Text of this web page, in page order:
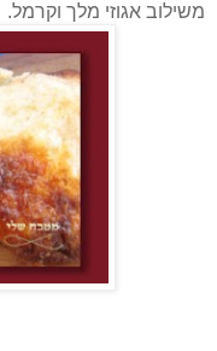
משילוב אגוזי מלך וקרמל.